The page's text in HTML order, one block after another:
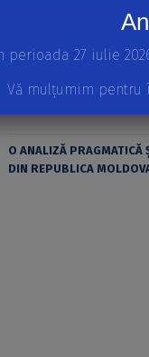
ȘTIINȚA MODERNĂ ȘI
O ANALIZĂ PRAGMATICĂ
DIN REPUBLICA
perioada 27 iulie
Vă mulțumim pentru